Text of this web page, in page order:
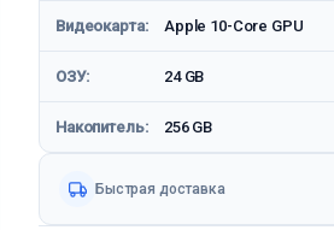
Видеокарта: Apple 10-Core GPU
ОЗУ: 24 GB
Накопитель: 256 GB
Быстрая доставка